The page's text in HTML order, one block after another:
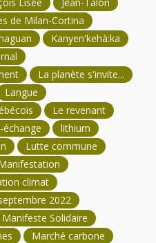
de Milan-Cortina
Kanyen'kehà:ka
La planète s'invite...
Langue
Le revenant
échange
lithium
Lutte commune
climat
2022
Manifeste Solidaire
Marché carbone